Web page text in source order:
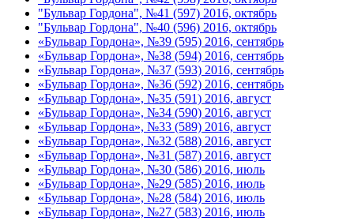
"Бульвар Гордона", №41 (597) 2016, октябрь
"Бульвар Гордона", №40 (596) 2016, октябрь
«Бульвар Гордона», №39 (595) 2016, сентябрь
«Бульвар Гордона», №38 (594) 2016, сентябрь
«Бульвар Гордона», №37 (593) 2016, сентябрь
«Бульвар Гордона», №36 (592) 2016, сентябрь
«Бульвар Гордона», №35 (591) 2016, август
«Бульвар Гордона», №34 (590) 2016, август
«Бульвар Гордона», №33 (589) 2016, август
«Бульвар Гордона», №32 (588) 2016, август
«Бульвар Гордона», №31 (587) 2016, август
«Бульвар Гордона», №30 (586) 2016, июль
«Бульвар Гордона», №29 (585) 2016, июль
«Бульвар Гордона», №28 (584) 2016, июль
«Бульвар Гордона», №27 (583) 2016, июль